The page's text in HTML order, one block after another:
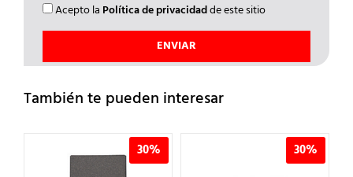
Acepto la Política de privacidadde este sitio
También te pueden interesar
30% 30%